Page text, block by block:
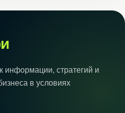
информации, стратегий и
в условиях